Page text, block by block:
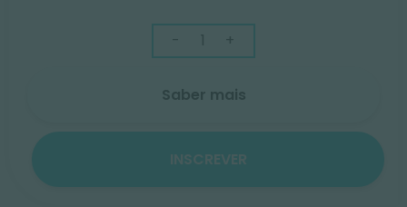
- +
Saber mais
INSCREVER